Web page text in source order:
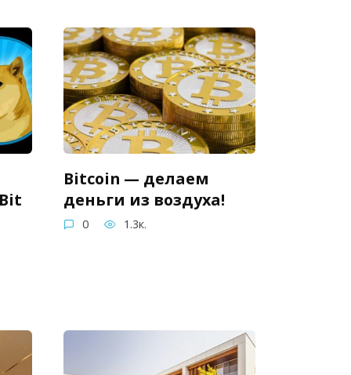
Bitcoin — делаем
деньги из воздуха!
0 1.3к.